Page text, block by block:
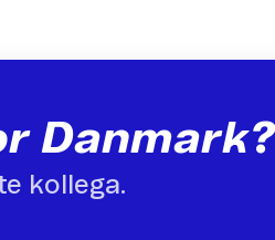
Danmark?
kollega.